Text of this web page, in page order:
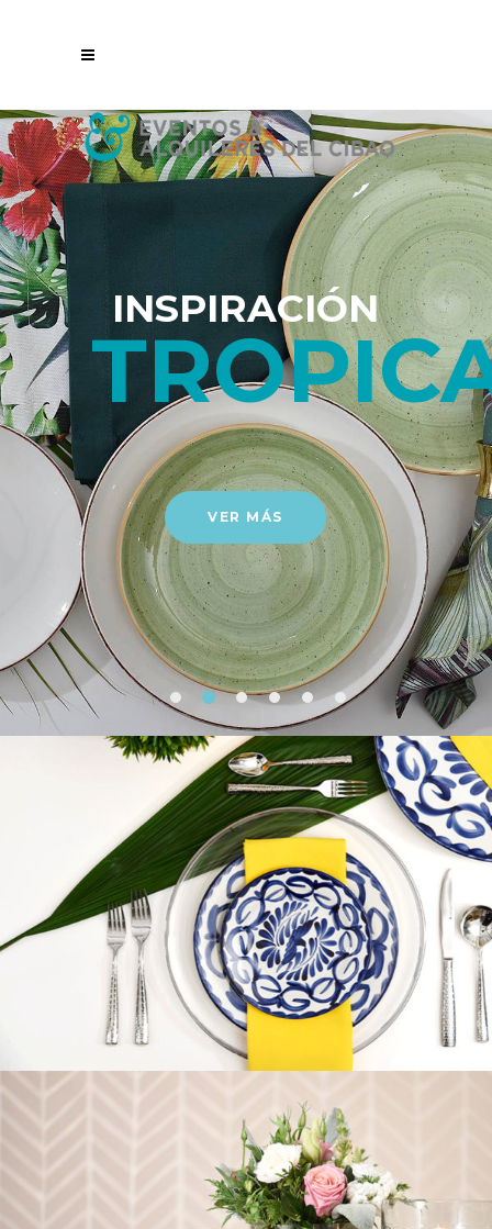
INSPIRACIÓN
VER MÁS